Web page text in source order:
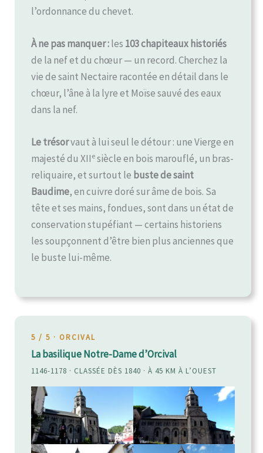
l’ordonnance du chevet.
À ne pas manquer :les 103 chapiteaux historiés
de la nef et du chœur — un record. Cherchez la
vie de saint Nectaire racontée en détail dans le
chœur, l’âne à la lyre et Moïse sauvé des eaux
dans la nef.
Le trésorvaut à lui seul le détour : une Vierge en
majesté du XIIesiècle en bois marouflé, un bras-
reliquaire, et surtout le buste de saint
Baudime, en cuivre doré sur âme de bois. Sa
tête et ses mains, fondues, sont dans un état de
conservation stupéfiant — certains historiens
les soupçonnent d’être bien plus anciennes que
le buste lui-même.
5 / 5 · ORCIVAL
La basilique Notre-Dame d’Orcival
1146-1178 · CLASSÉE DÈS 1840 · À 45 KM À L’OUEST